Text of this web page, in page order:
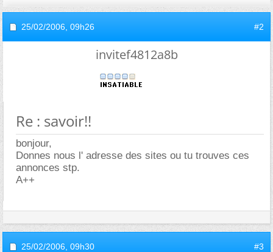
25/02/2006, 09h26 #2
invitef4812a8b
Re : savoir!!
bonjour,
Donnes nous l' adresse des sites ou tu trouves ces
annonces stp.
A++
25/02/2006, 09h30 #3